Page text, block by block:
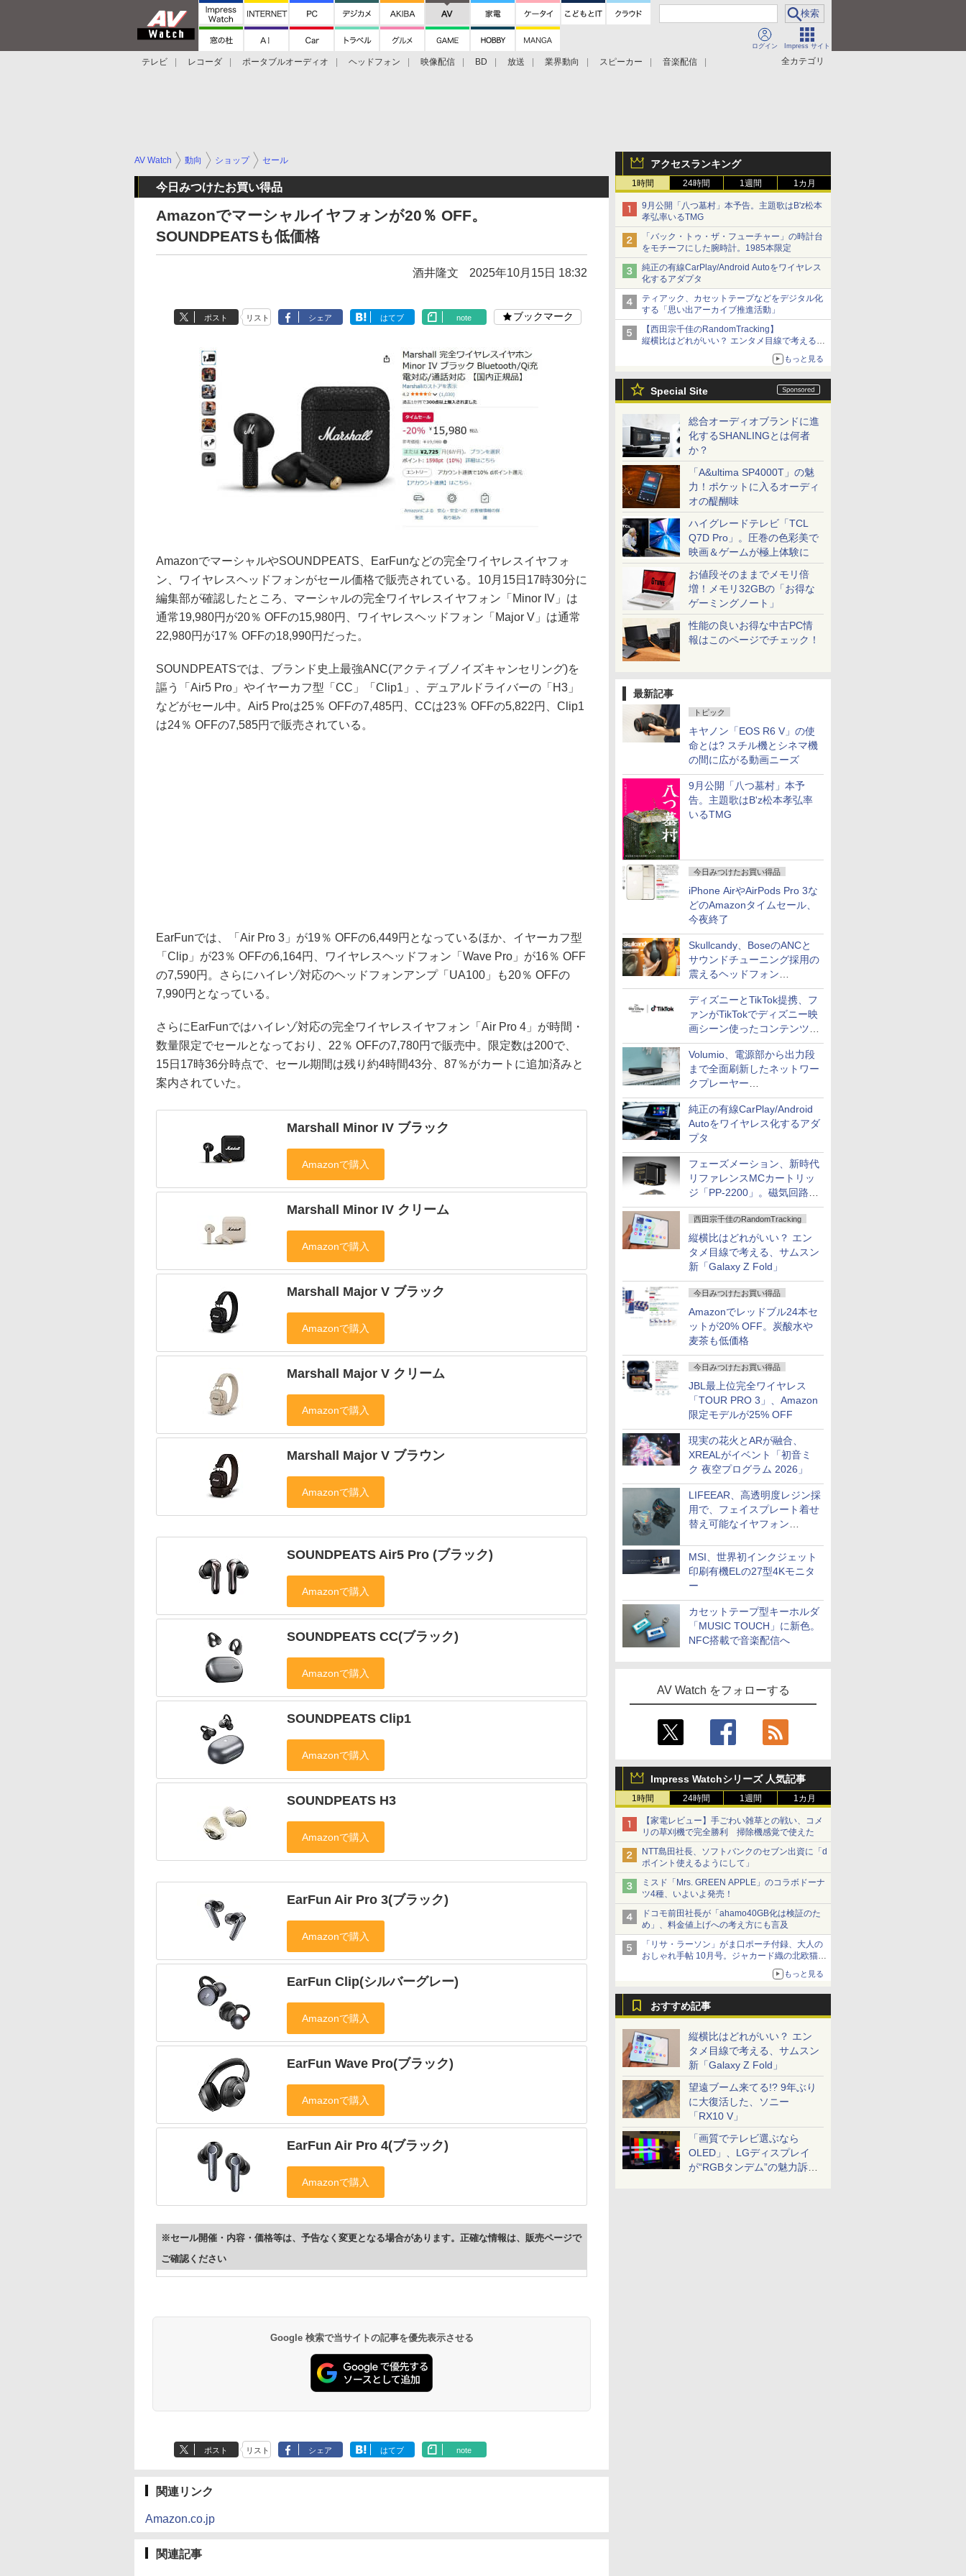
ログイン Impress サイト
全カテゴリ
テレビ レコーダ ポータブルオーディオ ヘッドフォン 映像配信 BD 放送 業界動向 スピーカー
音楽配信
アクセスランキング
1時間 24時間 1週間 1カ月
9月公開「八つ墓村」本予告。主題歌はB'z松本
孝弘率いるTMG
「バック・トゥ・ザ・フューチャー」の時計台
をモチーフにした腕時計。1985本限定
純正の有線CarPlay/Android Autoをワイヤレス
化するアダプタ
ティアック、カセットテープなどをデジタル化
する「思い出アーカイブ推進活動」
【西田宗千佳のRandomTracking】
縦横比はどれがいい？ エンタメ目線で考える、
もっと見る
Special Site
総合オーディオブランドに進
化するSHANLINGとは何者
か？
「A&ultima SP4000T」の魅
力！ポケットに入るオーディ
オの醍醐味
ハイグレードテレビ「TCL
Q7D Pro」。圧巻の色彩美で
映画＆ゲームが極上体験に
お値段そのままでメモリ倍
増！メモリ32GBの「お得な
ゲーミングノート」
性能の良いお得な中古PC情
報はこのページでチェック！
最新記事
トピック
キヤノン「EOS R6 V」の使
命とは? スチル機とシネマ機
の間に広がる動画ニーズ
9月公開「八つ墓村」本予
告。主題歌はB'z松本孝弘率
いるTMG
今日みつけたお買い得品
iPhone AirやAirPods Pro 3な
どのAmazonタイムセール、
今夜終了
Skullcandy、BoseのANCと
サウンドチューニング採用の
震えるヘッドフォン
「Crusher 1080 ANC」
ディズニーとTikTok提携、フ
ァンがTikTokでディズニー映
画シーン使ったコンテンツ制
作、Disney+にも配信
Volumio、電源部から出力段
まで全面刷新したネットワー
クプレーヤー
「Primo（2026）」
純正の有線CarPlay/Android
Autoをワイヤレス化するアダ
プタ
フェーズメーション、新時代
リファレンスMCカートリッ
ジ「PP-2200」。磁気回路や
ハウジングを根本から見直し
西田宗千佳のRandomTracking
縦横比はどれがいい？ エン
タメ目線で考える、サムスン
新「Galaxy Z Fold」
今日みつけたお買い得品
Amazonでレッドブル24本セ
ットが20% OFF。炭酸水や
麦茶も低価格
今日みつけたお買い得品
JBL最上位完全ワイヤレス
「TOUR PRO 3」、Amazon
限定モデルが25% OFF
現実の花火とARが融合、
XREALがイベント「初音ミ
ク 夜空プログラム 2026」
LIFEEAR、高透明度レジン採
用で、フェイスプレート着せ
替え可能なイヤフォン
MSI、世界初インクジェット
印刷有機ELの27型4Kモニタ
ー
カセットテープ型キーホルダ
「MUSIC TOUCH」に新色。
NFC搭載で音楽配信へ
AV Watch をフォローする
Impress Watchシリーズ 人気記事
1時間 24時間 1週間 1カ月
【家電レビュー】手ごわい雑草との戦い、コメ
リの草刈機で完全勝利 掃除機感覚で使えた
NTT島田社長、ソフトバンクのセブン出資に「d
ポイント使えるようにして」
ミスド「Mrs. GREEN APPLE」のコラボドーナ
ツ4種、いよいよ発売！
ドコモ前田社長が「ahamo40GB化は検証のた
め」、料金値上げへの考え方にも言及
「リサ・ラーソン」がま口ポーチ付録、大人の
おしゃれ手帖 10月号。ジャカード織の北欧猫デ
もっと見る
おすすめ記事
縦横比はどれがいい？ エン
タメ目線で考える、サムスン
新「Galaxy Z Fold」
望遠ブーム来てる!? 9年ぶり
に大復活した、ソニー
「RX10 V」
「画質でテレビ選ぶなら
OLED」、LGディスプレイ
が“RGBタンデム”の魅力訴
AV Watch 動向 ショップ セール
今日みつけたお買い得品
Amazonでマーシャルイヤフォンが20％ OFF。
SOUNDPEATSも低価格
酒井隆文 2025年10月15日 18:32
ポスト リスト シェア はてブ note ブックマーク
AmazonでマーシャルやSOUNDPEATS、EarFunなどの完全ワイヤレスイヤフォ
ン、ワイヤレスヘッドフォンがセール価格で販売されている。10月15日17時30分に
編集部が確認したところ、マーシャルの完全ワイヤレスイヤフォン「Minor IV」は
通常19,980円が20％ OFFの15,980円、ワイヤレスヘッドフォン「Major V」は通常
22,980円が17％ OFFの18,990円だった。
SOUNDPEATSでは、ブランド史上最強ANC(アクティブノイズキャンセリング)を
謳う「Air5 Pro」やイヤーカフ型「CC」「Clip1」、デュアルドライバーの「H3」
などがセール中。Air5 Proは25％ OFFの7,485円、CCは23％ OFFの5,822円、Clip1
は24％ OFFの7,585円で販売されている。
EarFunでは、「Air Pro 3」が19％ OFFの6,449円となっているほか、イヤーカフ型
「Clip」が23％ OFFの6,164円、ワイヤレスヘッドフォン「Wave Pro」が16％ OFF
の7,590円。さらにハイレゾ対応のヘッドフォンアンプ「UA100」も20％ OFFの
7,990円となっている。
さらにEarFunではハイレゾ対応の完全ワイヤレスイヤフォン「Air Pro 4」が時間・
数量限定でセールとなっており、22％ OFFの7,780円で販売中。限定数は200で、
15日17時36分時点で、セール期間は残り約4時間43分、87％がカートに追加済みと
案内されていた。
Marshall Minor IV ブラック
Marshall Minor IV クリーム
Marshall Major V ブラック
Marshall Major V クリーム
Marshall Major V ブラウン
SOUNDPEATS Air5 Pro (ブラック)
SOUNDPEATS CC(ブラック)
SOUNDPEATS Clip1
SOUNDPEATS H3
EarFun Air Pro 3(ブラック)
EarFun Clip(シルバーグレー)
EarFun Wave Pro(ブラック)
EarFun Air Pro 4(ブラック)
※セール開催・内容・価格等は、予告なく変更となる場合があります。正確な情報は、販売ページで
ご確認ください
Google 検索で当サイトの記事を優先表示させる
ポスト リスト シェア はてブ note
関連リンク
Amazon.co.jp
関連記事